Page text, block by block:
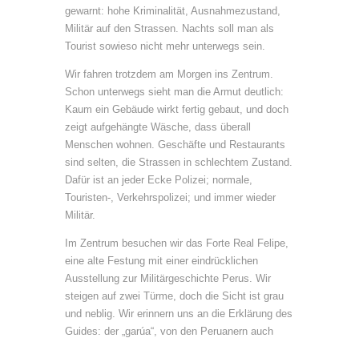
gewarnt: hohe Kriminalität, Ausnahmezustand,
Militär auf den Strassen. Nachts soll man als
Tourist sowieso nicht mehr unterwegs sein.
Wir fahren trotzdem am Morgen ins Zentrum.
Schon unterwegs sieht man die Armut deutlich:
Kaum ein Gebäude wirkt fertig gebaut, und doch
zeigt aufgehängte Wäsche, dass überall
Menschen wohnen. Geschäfte und Restaurants
sind selten, die Strassen in schlechtem Zustand.
Dafür ist an jeder Ecke Polizei; normale,
Touristen-, Verkehrspolizei; und immer wieder
Militär.
Im Zentrum besuchen wir das Forte Real Felipe,
eine alte Festung mit einer eindrücklichen
Ausstellung zur Militärgeschichte Perus. Wir
steigen auf zwei Türme, doch die Sicht ist grau
und neblig. Wir erinnern uns an die Erklärung des
Guides: der „garúa“, von den Peruanern auch